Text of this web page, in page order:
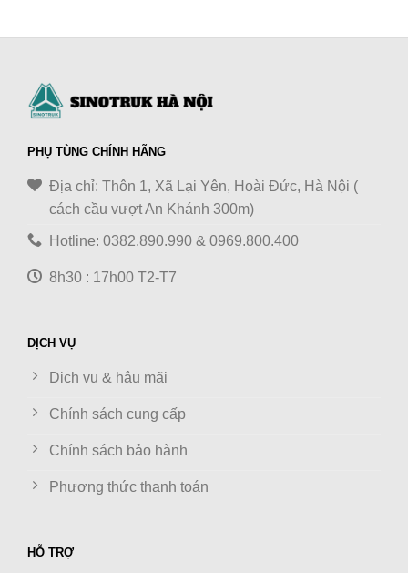
PHỤ TÙNG CHÍNH HÃNG
Địa chỉ: Thôn 1, Xã Lại Yên, Hoài Đức, Hà Nội (
cách cầu vượt An Khánh 300m)
Hotline: 0382.890.990 & 0969.800.400
8h30 : 17h00 T2-T7
DỊCH VỤ
Dịch vụ & hậu mãi
Chính sách cung cấp
Chính sách bảo hành
Phương thức thanh toán
HỖ TRỢ